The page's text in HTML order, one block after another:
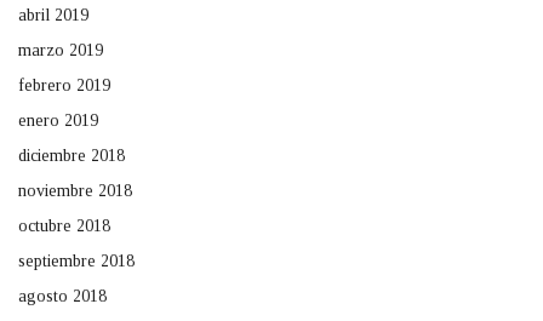
abril 2019
marzo 2019
febrero 2019
enero 2019
diciembre 2018
noviembre 2018
octubre 2018
septiembre 2018
agosto 2018